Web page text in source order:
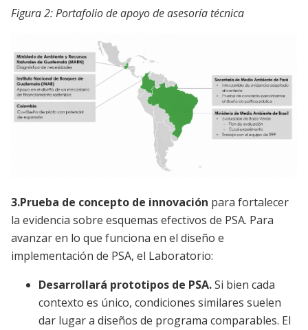
Figura 2: Portafolio de apoyo de asesoría técnica
3.Prueba de concepto de innovación para fortalecer
la evidencia sobre esquemas efectivos de PSA. Para
avanzar en lo que funciona en el diseño e
implementación de PSA, el Laboratorio:
Desarrollará prototipos de PSA.Si bien cada
contexto es único, condiciones similares suelen
dar lugar a diseños de programa comparables. El